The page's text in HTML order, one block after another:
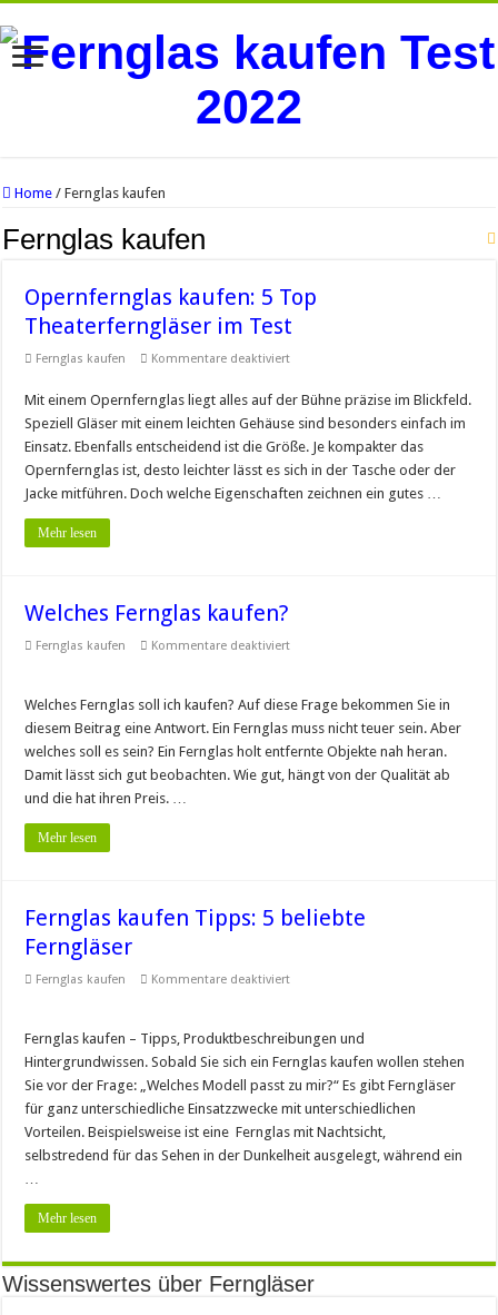
Home / Fernglas kaufen
Fernglas kaufen
Opernfernglas kaufen: 5 Top
Theaterferngläser im Test
Fernglas kaufen Kommentare deaktiviertfür
5
Top
Theaterferngläser
im
Test
Mit einem Opernfernglas liegt alles auf der Bühne präzise im Blickfeld.
Speziell Gläser mit einem leichten Gehäuse sind besonders einfach im
Einsatz. Ebenfalls entscheidend ist die Größe. Je kompakter das
Opernfernglas ist, desto leichter lässt es sich in der Tasche oder der
Jacke mitführen. Doch welche Eigenschaften zeichnen ein gutes …
Mehr lesen
Welches Fernglas kaufen?
Fernglas kaufen Kommentare deaktiviertfür
Welches Fernglas soll ich kaufen? Auf diese Frage bekommen Sie in
diesem Beitrag eine Antwort. Ein Fernglas muss nicht teuer sein. Aber
welches soll es sein? Ein Fernglas holt entfernte Objekte nah heran.
Damit lässt sich gut beobachten. Wie gut, hängt von der Qualität ab
und die hat ihren Preis. …
Mehr lesen
Fernglas kaufen Tipps: 5 beliebte
Ferngläser
Fernglas kaufen Kommentare deaktiviertfür
5
beliebte
Ferngläser
Fernglas kaufen – Tipps, Produktbeschreibungen und
Hintergrundwissen. Sobald Sie sich ein Fernglas kaufen wollen stehen
Sie vor der Frage: „Welches Modell passt zu mir?“ Es gibt Ferngläser
für ganz unterschiedliche Einsatzzwecke mit unterschiedlichen
Vorteilen. Beispielsweise ist eine Fernglas mit Nachtsicht,
selbstredend für das Sehen in der Dunkelheit ausgelegt, während ein
…
Mehr lesen
Wissenswertes über Ferngläser